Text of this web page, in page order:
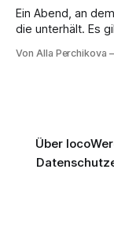
Ein Abend, an dem
die unterhält. Es
Genau so war
Von Alla Perchikova
Über Ioco